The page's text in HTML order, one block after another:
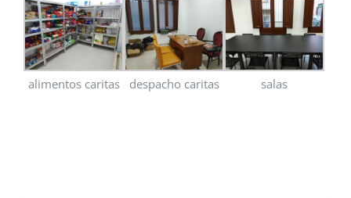
alimentos caritas despacho caritas salas